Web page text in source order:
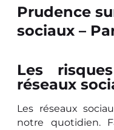
Prudence
sociaux –
Les
réseaux
Les réseaux
notre quotidien.